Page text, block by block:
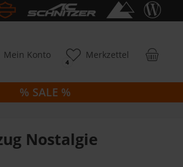
4
Merkzettel
Mein Konto
% SALE %
Nostalgie